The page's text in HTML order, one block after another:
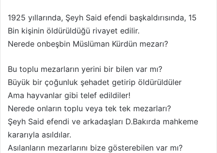
1925 yıllarında, Şeyh Said efendi başkaldırısında, 15
Bin kişinin öldürüldüğü rivayet edilir.
Nerede onbeşbin Müslüman Kürdün mezarı?
Bu toplu mezarların yerini bir bilen var mı?
Büyük bir çoğunluk şehadet getirip öldürüldüler
Ama hayvanlar gibi telef edildiler!
Nerede onların toplu veya tek tek mezarları?
Şeyh Said efendi ve arkadaşları D.Bakırda mahkeme
kararıyla asıldılar.
Asılanların mezarlarını bize gösterebilen var mı?